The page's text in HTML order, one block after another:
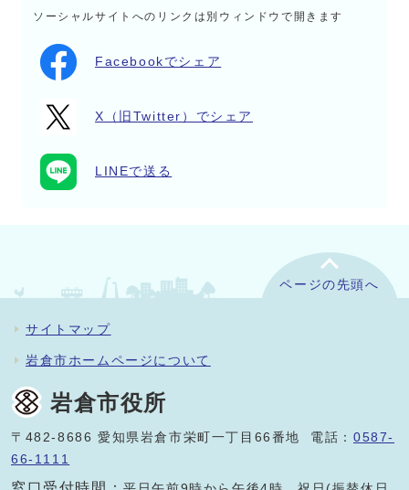
ソーシャルサイトへのリンクは別ウィンドウで開きます
Facebookでシェア
X（旧Twitter）でシェア
LINEで送る
ページの先頭へ
サイトマップ
岩倉市ホームページについて
岩倉市役所
〒482-8686 愛知県岩倉市栄町一丁目66番地 電話：0587-
66-1111